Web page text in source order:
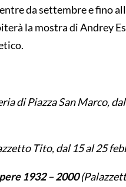
da settembre e fino
la mostra di Andrey
di Piazza San Marco,
Tito, dal 15 al 25
1932 – 2000